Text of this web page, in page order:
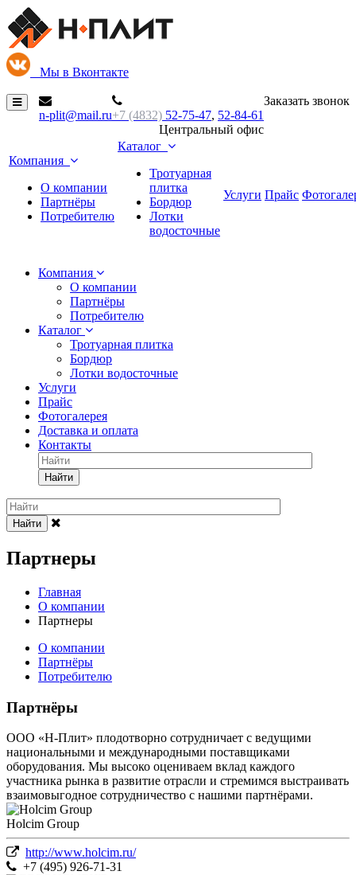
Мы в Вконтакте
Заказать звонок
+7 (4832) 52-75-47, 52-84-61
Центральный офис
n-plit@mail.ru
Компания
О компании
Партнёры
Потребителю
Каталог
Тротуарная
плитка
Бордюр
Лотки
водосточные
Услуги Прайс
Компания
О компании
Партнёры
Потребителю
Каталог
Тротуарная плитка
Бордюр
Лотки водосточные
Услуги
Прайс
Фотогалерея
Доставка и оплата
Контакты
Найти
Найти
Партнеры
Главная
О компании
Партнеры
О компании
Партнёры
Потребителю
Партнёры
ООО «Н-Плит» плодотворно сотрудничает с ведущими
национальными и международными поставщиками
оборудования. Мы высоко оцениваем вклад каждого
участника рынка в развитие отрасли и стремимся выстраивать
взаимовыгодное сотрудничество с нашими партнёрами.
Holcim Group
http://www.holcim.ru/
+7 (495) 926-71-31